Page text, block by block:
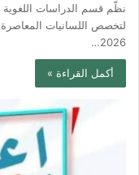
نظّم قسم الدراسات اللغوية
2026…
أكمل القراءة »